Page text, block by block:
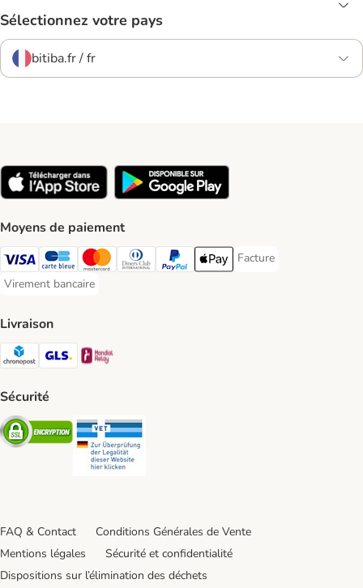
Sélectionnez votre pays
bitiba.fr / fr
Moyens de paiement
Visa Payment Method
carte bleue Payment Method
Master Card Payment Method
Diners Club Payment Method
Paypal Payment Method
Apple Pay Payment Method
Facture
Facture Payment Method
Virement bancaire
Virement bancaire Payment Method
Livraison
Chronopost Shipping Method
GLS Shipping Method
Sécurité
Security
FAQ & Contact
Conditions Générales de Vente
Mentions légales
Sécurité et confidentialité
Dispositions sur l’élimination des déchets